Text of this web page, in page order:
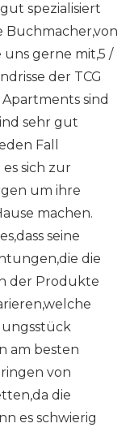
spezialisiert
Buchmacher,von
uns gerne mit,5 /
der TCG
sind
sehr gut
Fall
sich zur
um ihre
machen.
seine
die
der Produkte
am besten
von
die
es schwierig